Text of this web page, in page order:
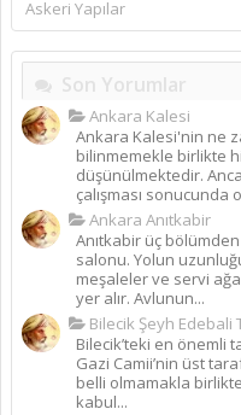
Askeri Yapılar
Son Yorumlar
Ankara Kalesi
Ankara Kalesi'nin ne
bilinmemekle birlikte
düşünülmektedir.
çalışması sonucunda
Ankara Anıtkabir
Anıtkabir üç
salonu. Yolun
meşaleler ve servi
yer alır. Avlunun...
Bilecik Şeyh Edebali
Bilecik’teki en önemli
Gazi Camii’nin üst
belli olmamakla
kabul...